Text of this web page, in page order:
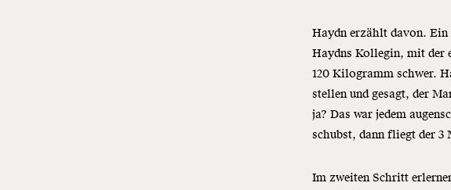
Haydn erzählt davon. Ein
Haydns Kollegin, mit der
120 Kilogramm schwer.
stellen und gesagt, der
ja? Das war jedem
schubst, dann fliegt der 3
Im zweiten Schritt